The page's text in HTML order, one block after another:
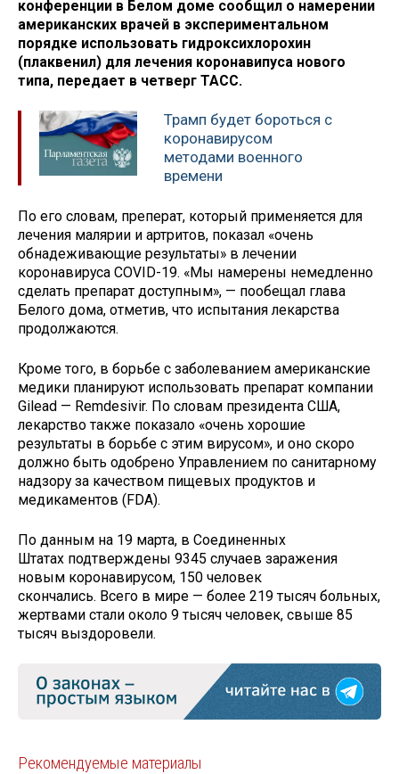
конференции в Белом доме сообщил о намерении
американских врачей в экспериментальном
порядке использовать гидроксихлорохин
(плаквенил) для лечения коронавипуса нового
типа, передает в четверг ТАСС.
Трамп будет бороться с
коронавирусом
методами военного
времени
По его словам, преперат, который применяется для
лечения малярии и артритов, показал «очень
обнадеживающие результаты» в лечении
коронавируса COVID-19. «Мы намерены немедленно
сделать препарат доступным», — пообещал глава
Белого дома, отметив, что испытания лекарства
продолжаются.
Кроме того, в борьбе с заболеванием американские
медики планируют использовать препарат компании
Gilead — Remdesivir. По словам президента США,
лекарство также показало «очень хорошие
результаты в борьбе с этим вирусом», и оно скоро
должно быть одобрено Управлением по санитарному
надзору за качеством пищевых продуктов и
медикаментов (FDA).
По данным на 19 марта, в Соединенных
Штатах подтверждены 9345 случаев заражения
новым коронавирусом, 150 человек
скончались. Всего в мире — более 219 тысяч больных,
жертвами стали около 9 тысяч человек, свыше 85
тысяч выздоровели.
Рекомендуемые материалы